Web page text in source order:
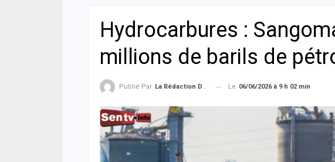
Hydrocarbures :
millions de barils de
Publié Par La Rédaction De La SenTV.info Le 06/06/2026 à 9 h 02 min